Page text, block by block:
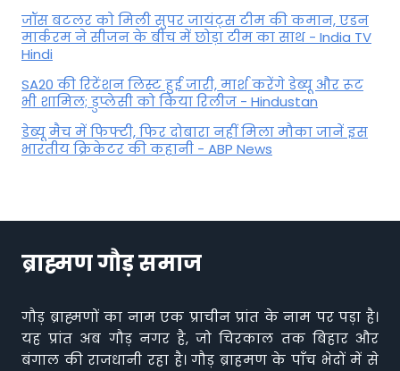
जॉस बटलर को मिली सुपर जायंट्स टीम की कमान, एडन
मार्करम ने सीजन के बीच में छोड़ा टीम का साथ - India TV
Hindi
SA20 की रिटेंशन लिस्ट हुई जारी, मार्श करेंगे डेब्यू और रूट
भी शामिल; डुप्लेसी को किया रिलीज - Hindustan
डेब्यू मैच में फिफ्टी, फिर दोबारा नहीं मिला मौका जानें इस
भारतीय क्रिकेटर की कहानी - ABP News
ब्राह्मण गौड़ समाज
गौड़ ब्राह्मणों का नाम एक प्राचीन प्रांत के नाम पर पड़ा है।
यह प्रांत अब गौड़ नगर है, जो चिरकाल तक बिहार और
बंगाल की राजधानी रहा है। गौड़ ब्राहमण के पाँच भेदों में से